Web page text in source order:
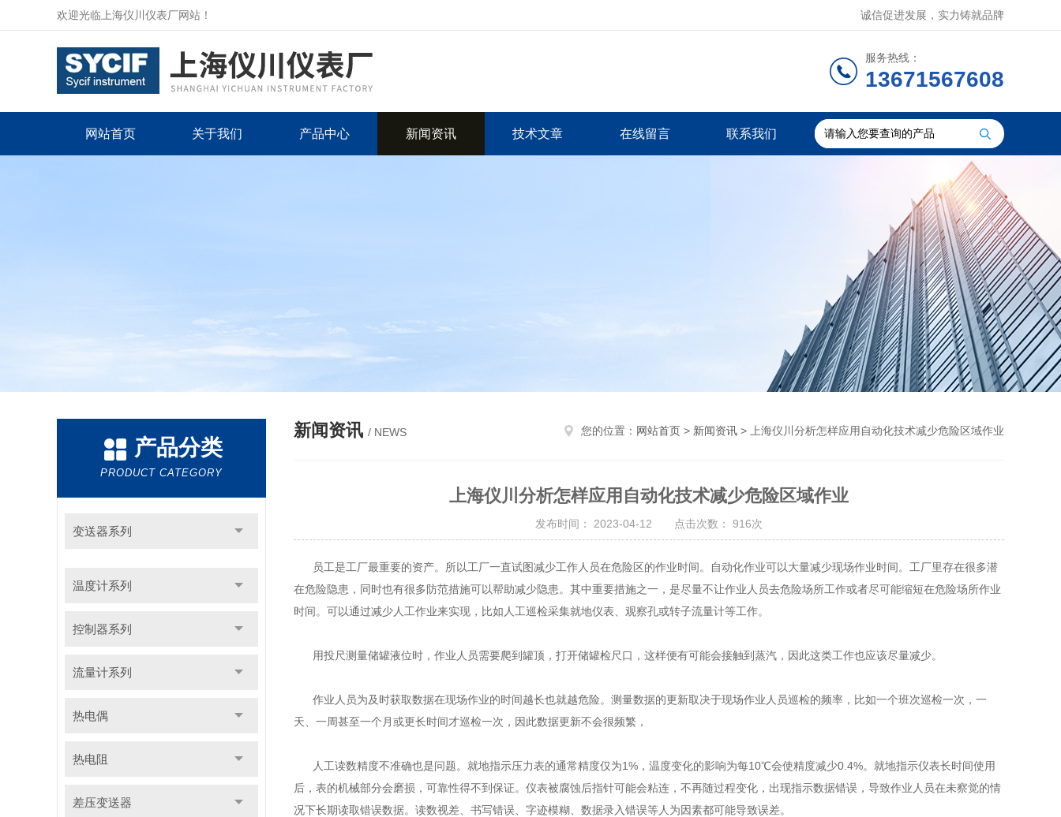
欢迎光临上海仪川仪表厂网站！ 诚信促进发展，实力铸就品牌
服务热线：
13671567608
网站首页 关于我们 产品中心 新闻资讯 技术文章 在线留言 联系我们
产品分类
PRODUCT CATEGORY
变送器系列
温度计系列
控制器系列
流量计系列
热电偶
热电阻
差压变送器
新闻资讯 / NEWS 您的位置： 网站首页 > 新闻资讯 > 上海仪川分析怎样应用自动化技术减少危险区域作业
上海仪川分析怎样应用自动化技术减少危险区域作业
发布时间： 2023-04-12 点击次数： 916次
员工是工厂最重要的资产。所以工厂一直试图减少工作人员在危险区的作业时间。自动化作业可以大量减少现场作业时间。工厂里存在很多潜
在危险隐患，同时也有很多防范措施可以帮助减少隐患。其中重要措施之一，是尽量不让作业人员去危险场所工作或者尽可能缩短在危险场所作业
时间。可以通过减少人工作业来实现，比如人工巡检采集就地仪表、观察孔或转子流量计等工作。
用投尺测量储罐液位时，作业人员需要爬到罐顶，打开储罐检尺口，这样便有可能会接触到蒸汽，因此这类工作也应该尽量减少。
作业人员为及时获取数据在现场作业的时间越长也就越危险。测量数据的更新取决于现场作业人员巡检的频率，比如一个班次巡检一次，一
天、一周甚至一个月或更长时间才巡检一次，因此数据更新不会很频繁，
人工读数精度不准确也是问题。就地指示压力表的通常精度仅为1%，温度变化的影响为每10℃会使精度减少0.4%。就地指示仪表长时间使用
后，表的机械部分会磨损，可靠性得不到保证。仪表被腐蚀后指针可能会粘连，不再随过程变化，出现指示数据错误，导致作业人员在未察觉的情
况下长期读取错误数据。读数视差、书写错误、字迹模糊、数据录入错误等人为因素都可能导致误差。